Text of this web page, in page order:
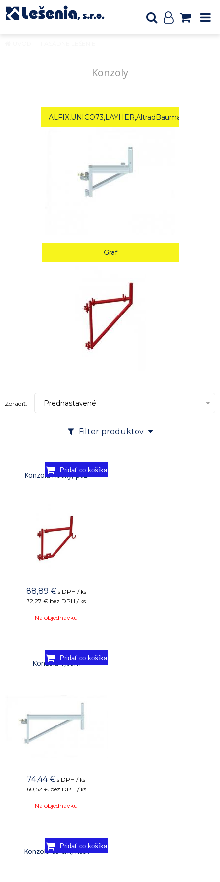
Konzoly
ALFIX,UNICO73,LAYHER,AltradBauman-rozmer.
Graf
Filter produktov
Zoradiť: Prednastavené
Konzola kladky, poz.
88,89 € s DPH / ks
72,27 € bez DPH / ks
Na objednávku
Konzola 1,09m
74,44 € s DPH / ks
60,52 € bez DPH / ks
Na objednávku
Konzola 65 cm, natr.